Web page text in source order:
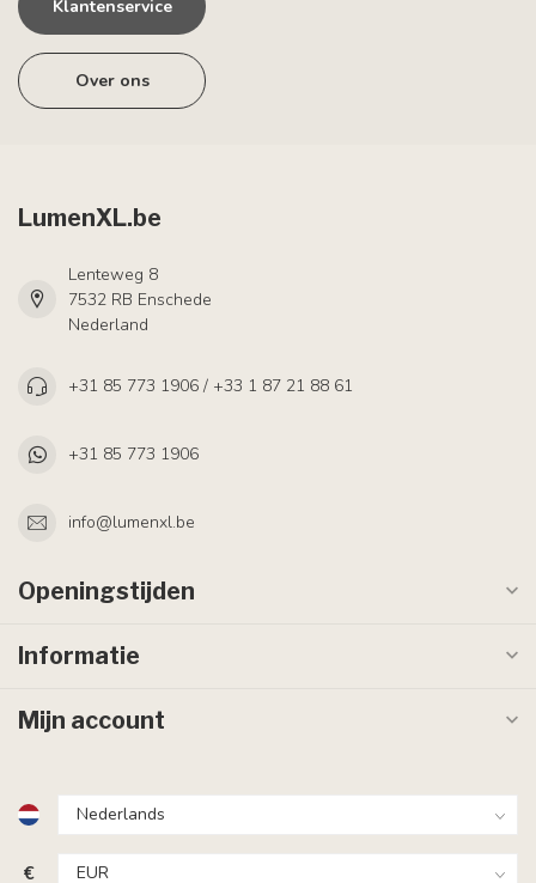
Klantenservice
Over ons
LumenXL.be
Lenteweg 8
7532 RB Enschede
Nederland
+31 85 773 1906 / +33 1 87 21 88 61
+31 85 773 1906
info@lumenxl.be
Openingstijden
Informatie
Mijn account
€